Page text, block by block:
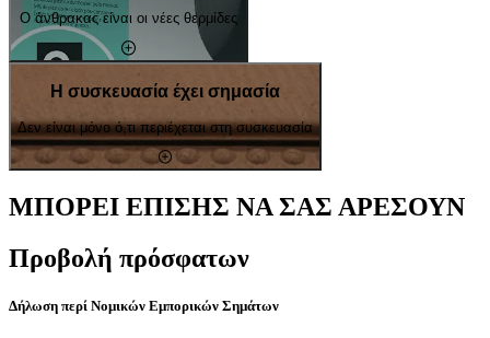
Ο άνθρακας είναι οι νέες θερμίδες
Η συσκευασία έχει σημασία
Δεν είναι μόνο ό,τι περιέχεται στη συσκευασία
ΜΠΟΡΕΙ ΕΠΙΣΗΣ ΝΑ ΣΑΣ ΑΡΕΣΟΥΝ
Προβολή πρόσφατων
Δήλωση περί Νομικών Εμπορικών Σημάτων